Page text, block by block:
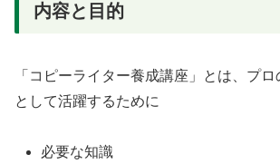
内容と目的
「コピーライター養成講座」とは、プ
として活躍するために
必要な知識